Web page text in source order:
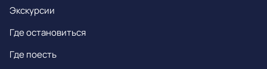
Экскурсии
Где остановиться
Где поесть